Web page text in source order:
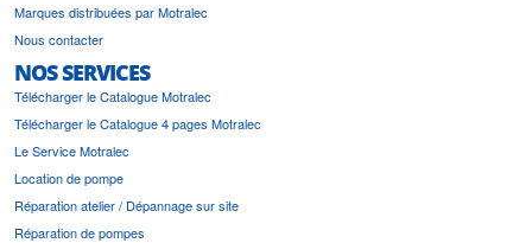
Marques distribuées par Motralec
Nous contacter
NOS SERVICES
Télécharger le Catalogue Motralec
Télécharger le Catalogue 4 pages Motralec
Le Service Motralec
Location de pompe
Réparation atelier / Dépannage sur site
Réparation de pompes